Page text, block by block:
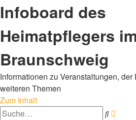
Infoboard des
Heimatpflegers
Braunschweig
Informationen zu Veranstaltungen,
weiteren Themen
Zum Inhalt
Suche